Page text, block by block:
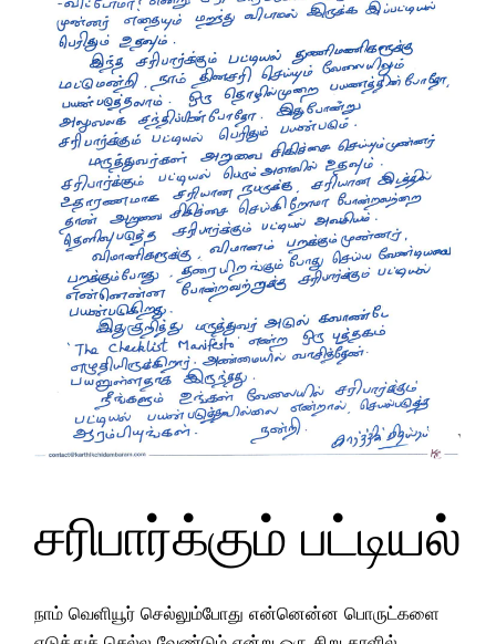
சரிபார்க்கும் பட்டியல்
நாம் வெளியூர் செல்லும்போது என்னென்ன பொருட்களை